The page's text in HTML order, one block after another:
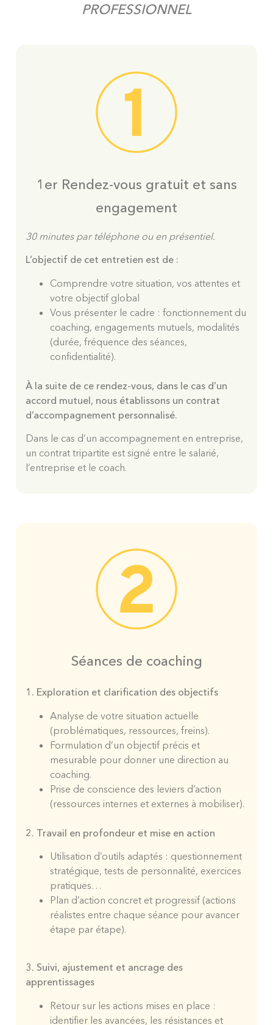
PROFESSIONNEL
1er Rendez-vous gratuit et sans
engagement
30 minutes par téléphone ou en présentiel.
L’objectif de cet entretien est de :
Comprendre votre situation, vos attentes et
votre objectif global
Vous présenter le cadre : fonctionnement du
coaching, engagements mutuels, modalités
(durée, fréquence des séances,
confidentialité).
À la suite de ce rendez-vous, dans le cas d’un
accord mutuel, nous établissons un contrat
d’accompagnement personnalisé.
Dans le cas d’un accompagnement en entreprise,
un contrat tripartite est signé entre le salarié,
l’entreprise et le coach.
Séances de coaching
1. Exploration et clarification des objectifs
Analyse de votre situation actuelle
(problématiques, ressources, freins).
Formulation d’un objectif précis et
mesurable pour donner une direction au
coaching.
Prise de conscience des leviers d’action
(ressources internes et externes à mobiliser).
2. Travail en profondeur et mise en action
Utilisation d’outils adaptés : questionnement
stratégique, tests de personnalité, exercices
pratiques…
Plan d’action concret et progressif (actions
réalistes entre chaque séance pour avancer
étape par étape).
3. Suivi, ajustement et ancrage des
apprentissages
Retour sur les actions mises en place :
identifier les avancées, les résistances et